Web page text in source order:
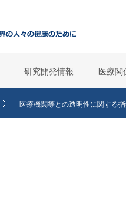
研究開発情報 医療関
医療機関等との透明性に関する